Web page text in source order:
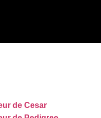
de Cesar